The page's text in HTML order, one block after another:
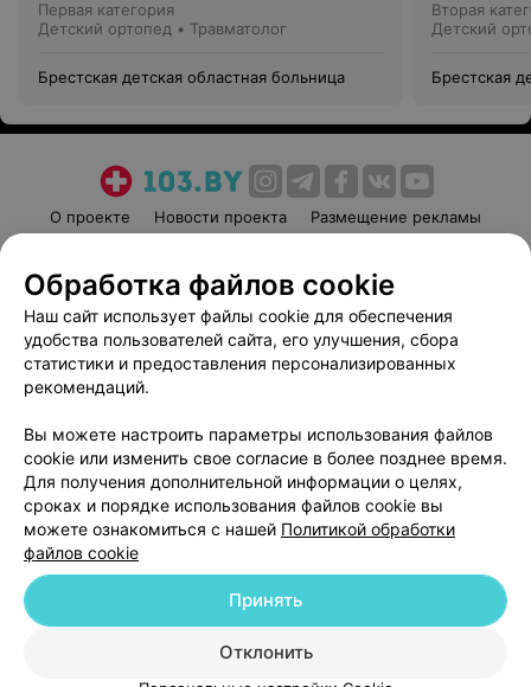
Первая категория
Детский ортопед • Травматолог
Брестская детская областная больница
Вторая
Детский
Брестская
О проекте Новости проекта
Размещение рекламы
Пользовательское соглашение
Способы оплаты
Вакансии
Партнеры
Написать руководителю 103.by
Обработка персональных данных
© 2026 ООО «Артокс Лаб», УНП 191700409
| 220012, Республика Беларусь,
Служба поддержки +375 291212755
Обработка файлов cookie
Наш сайт использует файлы cookie для обеспечения
удобства пользователей сайта, его улучшения, сбора
статистики и предоставления персонализированных
рекомендаций.
Вы можете настроить параметры использования файлов
cookie или изменить свое согласие в более позднее время.
Для получения дополнительной информации о целях,
сроках и порядке использования файлов cookie вы
можете ознакомиться с нашей Политикой обработки
файлов cookie
Отклонить
Принять